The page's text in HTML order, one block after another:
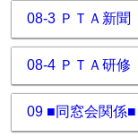
08-3 ＰＴＡ新聞
08-4 ＰＴＡ研修
09 ■同窓会関係■